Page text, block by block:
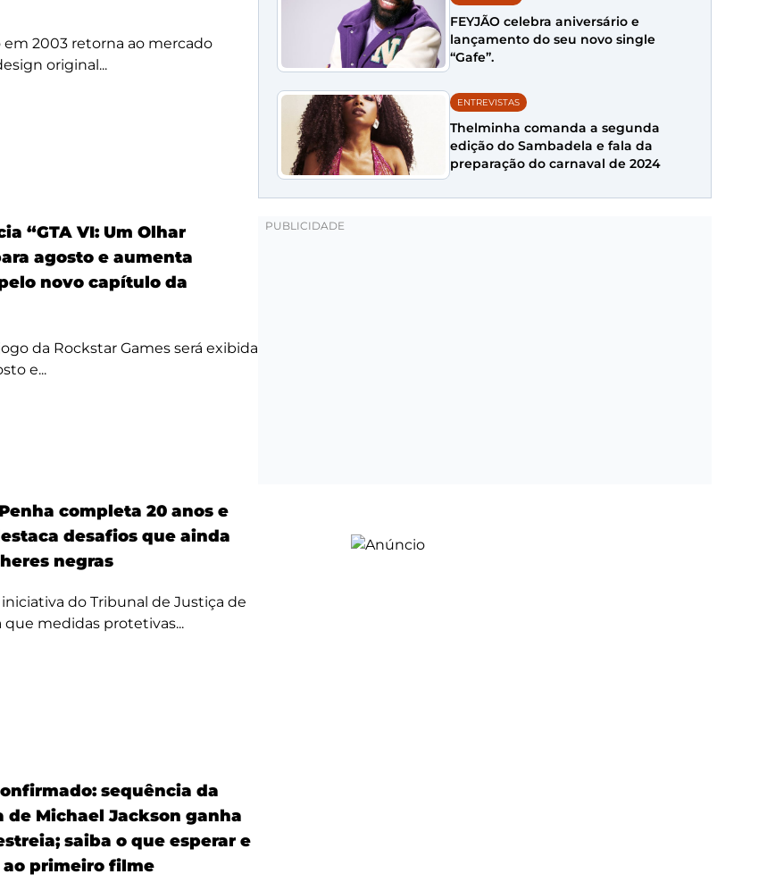
em 2003 retorna ao mercado
original...
“GTA VI: Um Olhar
agosto e aumenta
novo capítulo da
da Rockstar Games será exibida
e...
completa 20 anos e
desafios que ainda
negras
do Tribunal de Justiça de
que medidas protetivas...
sequência da
Michael Jackson ganha
saiba o que esperar e
primeiro filme
FEYJÃO celebra aniversário e
lançamento do seu novo single
“Gafe”.
ENTREVISTAS
Thelminha comanda a segunda
edição do Sambadela e fala da
preparação do carnaval de 2024